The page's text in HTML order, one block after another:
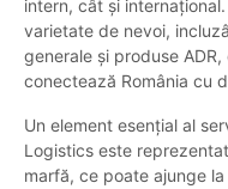
intern, cât și
varietate de nevoi,
generale și produse
conectează România cu
Un element esențial al
Logistics este
marfă, ce poate ajunge